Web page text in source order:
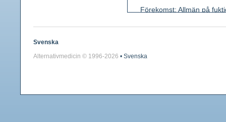
Förekomst: Allmän på
lansettlika högblad.
Svenska
Alternativmedicin © 1996-2026 • Svenska